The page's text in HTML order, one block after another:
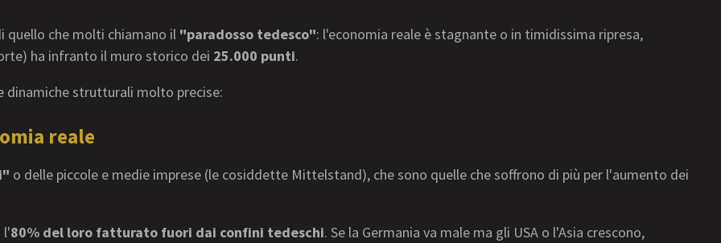
quello che molti chiamano il "paradosso tedesco": l'economia reale è stagnante o in timidissima ripresa,
ha infranto il muro storico dei 25.000 punti.
dinamiche strutturali molto precise:
reale
o delle piccole e medie imprese (le cosiddette Mittelstand), che sono quelle che soffrono di più per l'aumento dei
l'80% del loro fatturato fuori dai confini tedeschi. Se la Germania va male ma gli USA o l'Asia crescono,